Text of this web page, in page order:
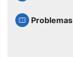
Problemas